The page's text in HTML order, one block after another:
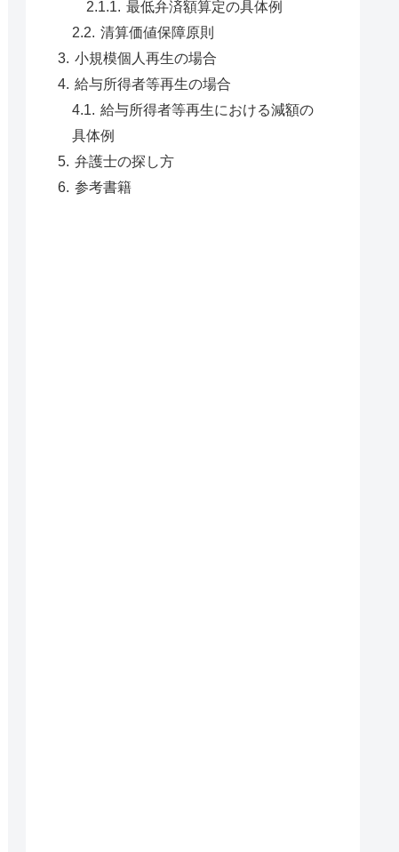
最低弁済額算定の具体例
清算価値保障原則
小規模個人再生の場合
給与所得者等再生の場合
給与所得者等再生における減額の
具体例
弁護士の探し方
参考書籍